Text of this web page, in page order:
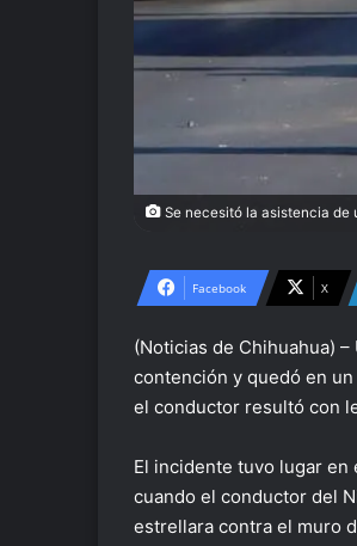
Se necesitó la asistencia de
Facebook X
(Noticias de Chihuahua)
contención y quedó en
el conductor resultó con
El incidente tuvo lugar en
cuando el conductor del
estrellara contra el muro